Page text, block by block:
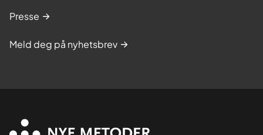
Presse
Meld deg på nyhetsbrev